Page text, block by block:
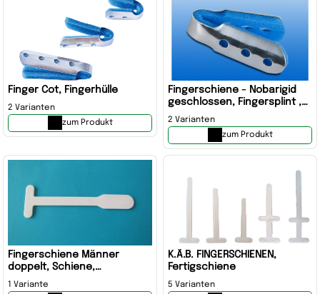
Finger Cot, Fingerhülle
2 Varianten
zum Produkt
Fingerschiene - Nobarigid
geschlossen, Fingersplint ,
Fingerorthese
2 Varianten
zum Produkt
Fingerschiene Männer
doppelt, Schiene,
Fertigschiene
1 Variante
K.Ä.B. FINGERSCHIENEN,
Fertigschiene
5 Varianten